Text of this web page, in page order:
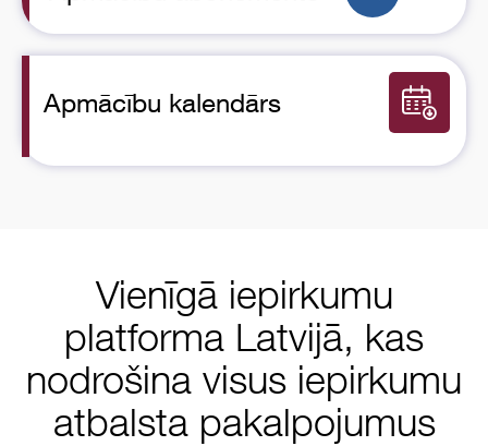
Apmācību kalendārs
Vienīgā iepirkumu
platforma Latvijā, kas
nodrošina visus iepirkumu
atbalsta pakalpojumus